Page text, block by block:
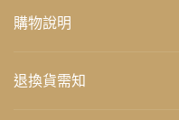
購物說明
退換貨需知